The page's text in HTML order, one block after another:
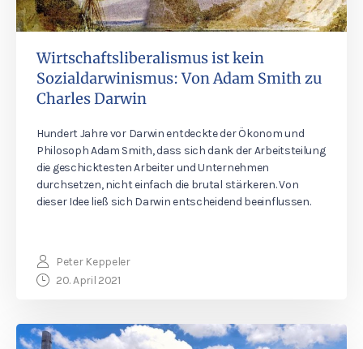
Wirtschaftsliberalismus ist kein
Sozialdarwinismus: Von Adam Smith zu
Charles Darwin
Hundert Jahre vor Darwin entdeckte der Ökonom und
Philosoph Adam Smith, dass sich dank der Arbeitsteilung
die geschicktesten Arbeiter und Unternehmen
durchsetzen, nicht einfach die brutal stärkeren. Von
dieser Idee ließ sich Darwin entscheidend beeinflussen.
Peter Keppeler
20. April 2021